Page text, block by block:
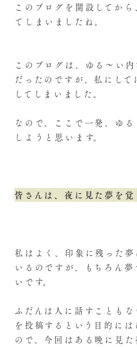
このブログを開設してか
てしまいましたね。
このブログは、ゆる～い
だったのですが、私にし
してしまいました。
なので、ここで一発、ゆ
しようと思います。
皆さんは、夜に見た夢を覚
私はよく、印象に残った
いるのですが、もちろん
いです。
ふだんは人に話すことも
を投稿するという目的に
ので、今回はある晩に見